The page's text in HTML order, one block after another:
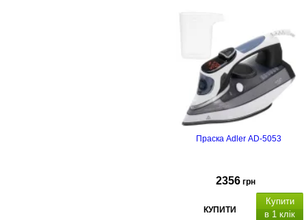
Праска Adler AD-5053
2356 грн
КУПИТИ
Купити
в 1 клік